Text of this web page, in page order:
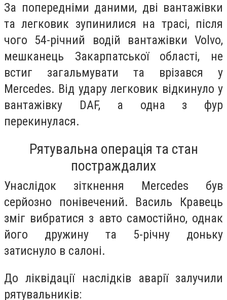
За попередніми даними, дві вантажівки
та легковик зупинилися на трасі, після
чого 54-річний водій вантажівки Volvo,
мешканець Закарпатської області, не
встиг загальмувати та врізався у
Mercedes. Від удару легковик відкинуло у
вантажівку DAF, а одна з фур
перекинулася.
Рятувальна операція та стан
постраждалих
Унаслідок зіткнення Mercedes був
серйозно понівечений. Василь Кравець
зміг вибратися з авто самостійно, однак
його дружину та 5-річну доньку
затиснуло в салоні.
До ліквідації наслідків аварії залучили
рятувальників: